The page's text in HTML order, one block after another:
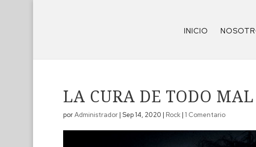
INICIO
LA CURA DE TODO
porAdministrador| Sep 14, 2020 | Rock| 1 Comentario